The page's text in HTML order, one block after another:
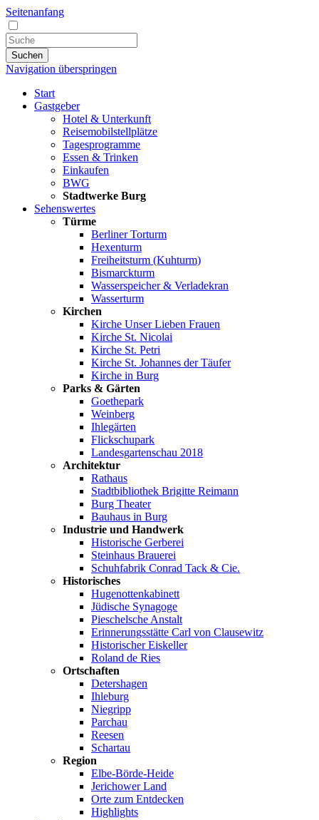
Seitenanfang
Suchen
Navigation überspringen
Start
Gastgeber
Hotel & Unterkunft
Reisemobilstellplätze
Tagesprogramme
Essen & Trinken
Einkaufen
BWG
Stadtwerke Burg
Sehenswertes
Türme
Berliner Torturm
Hexenturm
Freiheitsturm (Kuhturm)
Bismarckturm
Wasserspeicher & Verladekran
Wasserturm
Kirchen
Kirche Unser Lieben Frauen
Kirche St. Nicolai
Kirche St. Petri
Kirche St. Johannes der Täufer
Kirche in Burg
Parks & Gärten
Goethepark
Weinberg
Ihlegärten
Flickschupark
Landesgartenschau 2018
Architektur
Rathaus
Stadtbibliothek Brigitte Reimann
Burg Theater
Bauhaus in Burg
Industrie und Handwerk
Historische Gerberei
Steinhaus Brauerei
Schuhfabrik Conrad Tack & Cie.
Historisches
Hugenottenkabinett
Jüdische Synagoge
Pieschelsche Anstalt
Erinnerungsstätte Carl von Clausewitz
Historischer Eiskeller
Roland de Ries
Ortschaften
Detershagen
Ihleburg
Niegripp
Parchau
Reesen
Schartau
Region
Elbe-Börde-Heide
Jerichower Land
Orte zum Entdecken
Highlights